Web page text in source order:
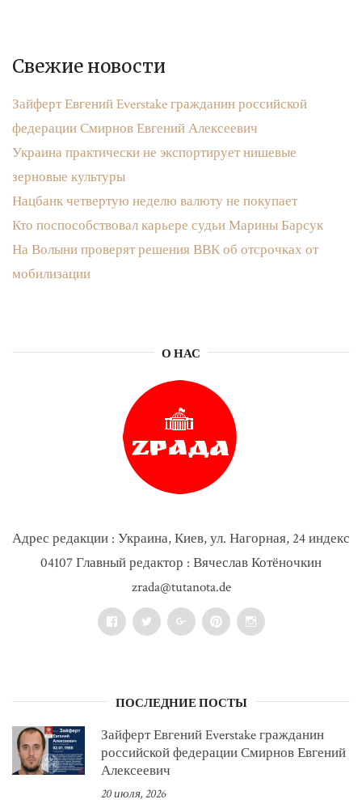
Свежие новости
Зайферт Евгений Everstake гражданин российской
федерации Смирнов Евгений Алексеевич
Украина практически не экспортирует нишевые
зерновые культуры
Нацбанк четвертую неделю валюту не покупает
Кто поспособствовал карьере судьи Марины Барсук
На Волыни проверят решения ВВК об отсрочках от
мобилизации
О НАС
Адрес редакции : Украина, Киев, ул. Нагорная, 24 индекс
04107 Главный редактор : Вячеслав Котёночкин
zrada@tutanota.de
FacebookTwitter Google+PinterestInstagram
ПОСЛЕДНИЕ ПОСТЫ
Зайферт Евгений Everstake гражданин
российской федерации Смирнов Евгений
Алексеевич
20 июля, 2026